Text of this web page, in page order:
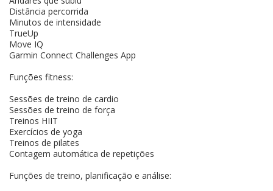
Distância percorrida
Minutos de intensidade
TrueUp
Move IQ
Garmin Connect Challenges App
Funções fitness:
Sessões de treino de cardio
Sessões de treino de força
Treinos HIIT
Exercícios de yoga
Treinos de pilates
Contagem automática de repetições
Funções de treino, planificação e análise: